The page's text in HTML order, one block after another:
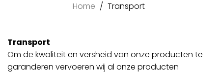
Home Transport
Transport
Om de kwaliteit en versheid van onze producten te
garanderen vervoeren wij al onze producten